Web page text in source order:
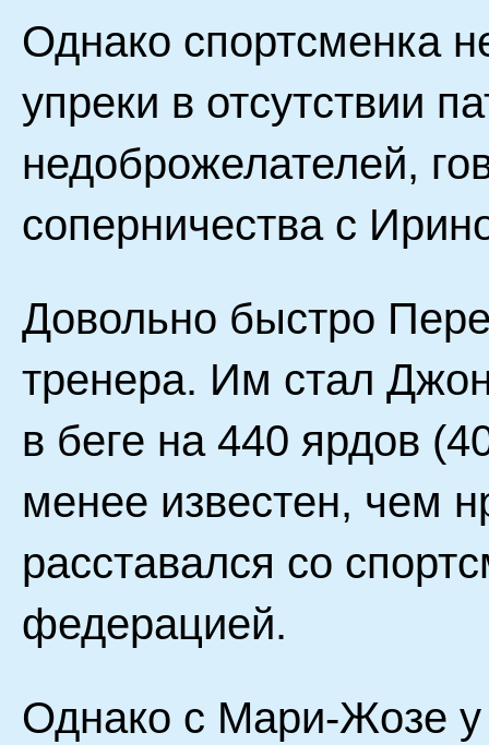
Однако спортсменка
упреки в отсутствии
недоброжелателей,
соперничества с
Довольно быстро
тренера. Им стал
в беге на 440 ярдов
менее известен, чем
расставался со
федерацией.
Однако с Мари-Жозе